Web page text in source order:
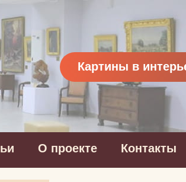
Картины в
О проекте Контакты